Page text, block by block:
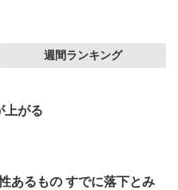
週間ランキング
上がる
あるもの すでに落下とみ